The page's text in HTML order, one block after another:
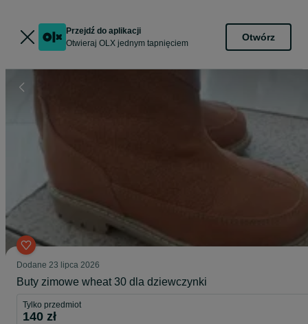
Przejdź do aplikacji
Otwieraj OLX jednym tapnięciem
Otwórz
Dodane 23 lipca 2026
Buty zimowe wheat 30 dla dziewczynki
Tylko przedmiot
140 zł